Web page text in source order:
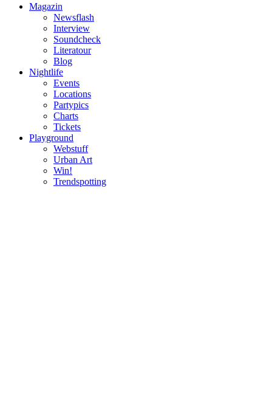
Magazin
Newsflash
Interview
Soundcheck
Literatour
Blog
Nightlife
Events
Locations
Partypics
Charts
Tickets
Playground
Webstuff
Urban Art
Win!
Trendspotting